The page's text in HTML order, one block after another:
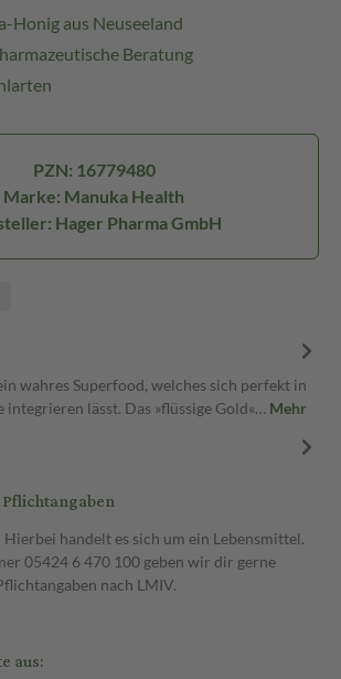
Honig aus Neuseeland
Beratung
PZN: 16779480
Marke: Manuka Health
Hager Pharma GmbH
wahres Superfood, welches sich perfekt in
lässt. Das »flüssige Gold«… Mehr
handelt es sich um ein Lebensmittel.
05424 6 470 100 geben wir dir gerne
nach LMIV.
aus: